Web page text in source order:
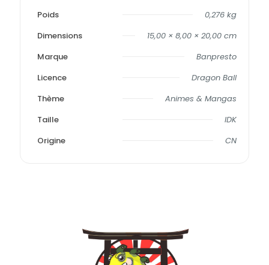
Poids
0,276 kg
Dimensions
15,00 × 8,00 × 20,00 cm
Marque
Banpresto
Licence
Dragon Ball
Thème
Animes & Mangas
Taille
IDK
Origine
CN